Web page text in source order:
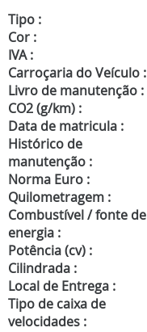
Tipo :
Cor :
IVA :
Carroçaria do Veículo :
Livro de manutenção :
CO2 (g/km) :
Data de matricula :
Histórico de
manutenção :
Norma Euro :
Quilometragem :
Combustível / fonte de
energia :
Potência (cv) :
Cilindrada :
Local de Entrega :
Tipo de caixa de
velocidades :